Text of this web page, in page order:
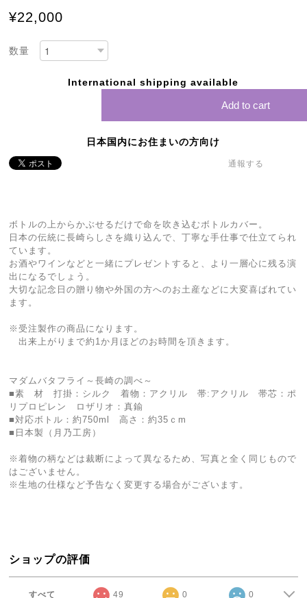
¥22,000
数量
International shipping available
Add to cart
日本国内にお住まいの方向け
通報する
ボトルの上からかぶせるだけで命を吹き込むボトルカバー。
日本の伝統に長崎らしさを織り込んで、丁寧な手仕事で仕立てられ
ています。
お酒やワインなどと一緒にプレゼントすると、より一層心に残る演
出になるでしょう。
大切な記念日の贈り物や外国の方へのお土産などに大変喜ばれてい
ます。
※受注製作の商品になります。
出来上がりまで約1か月ほどのお時間を頂きます。
マダムバタフライ～長崎の調べ～
■素 材 打掛：シルク 着物：アクリル 帯:アクリル 帯芯：ポ
リプロピレン ロザリオ：真鍮
■対応ボトル：約750ml 高さ：約35ｃm
■日本製（月乃工房）
※着物の柄などは裁断によって異なるため、写真と全く同じもので
はございません。
※生地の仕様など予告なく変更する場合がございます。
ショップの評価
すべて 49 0 0